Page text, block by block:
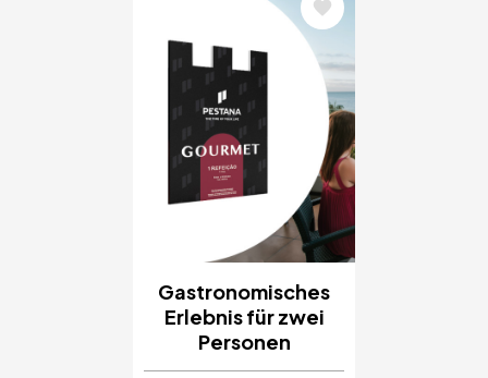
Gastronomisches
Erlebnis für zwei
Personen